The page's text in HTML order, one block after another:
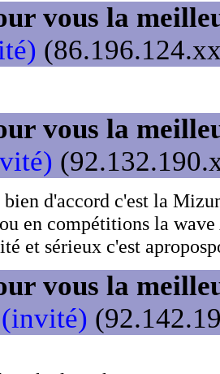
vous la
vous la
d'accord c'est la
en compétitions la
et sérieux c'est
vous la